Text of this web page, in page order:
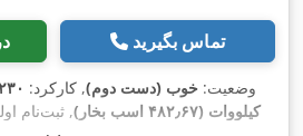
تماس بگیرید
وضعیت: خوب (دست دوم), کارکرد:
کیلووات (۴۸۲٫۶۷ اسب بخار)
, ثبت‌نام